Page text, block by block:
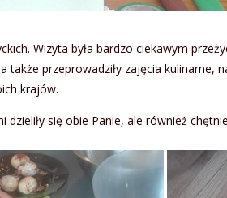
Wizyta była bardzo ciekawym
przeprowadziły zajęcia kulinarne,
krajów.
się obie Panie, ale również